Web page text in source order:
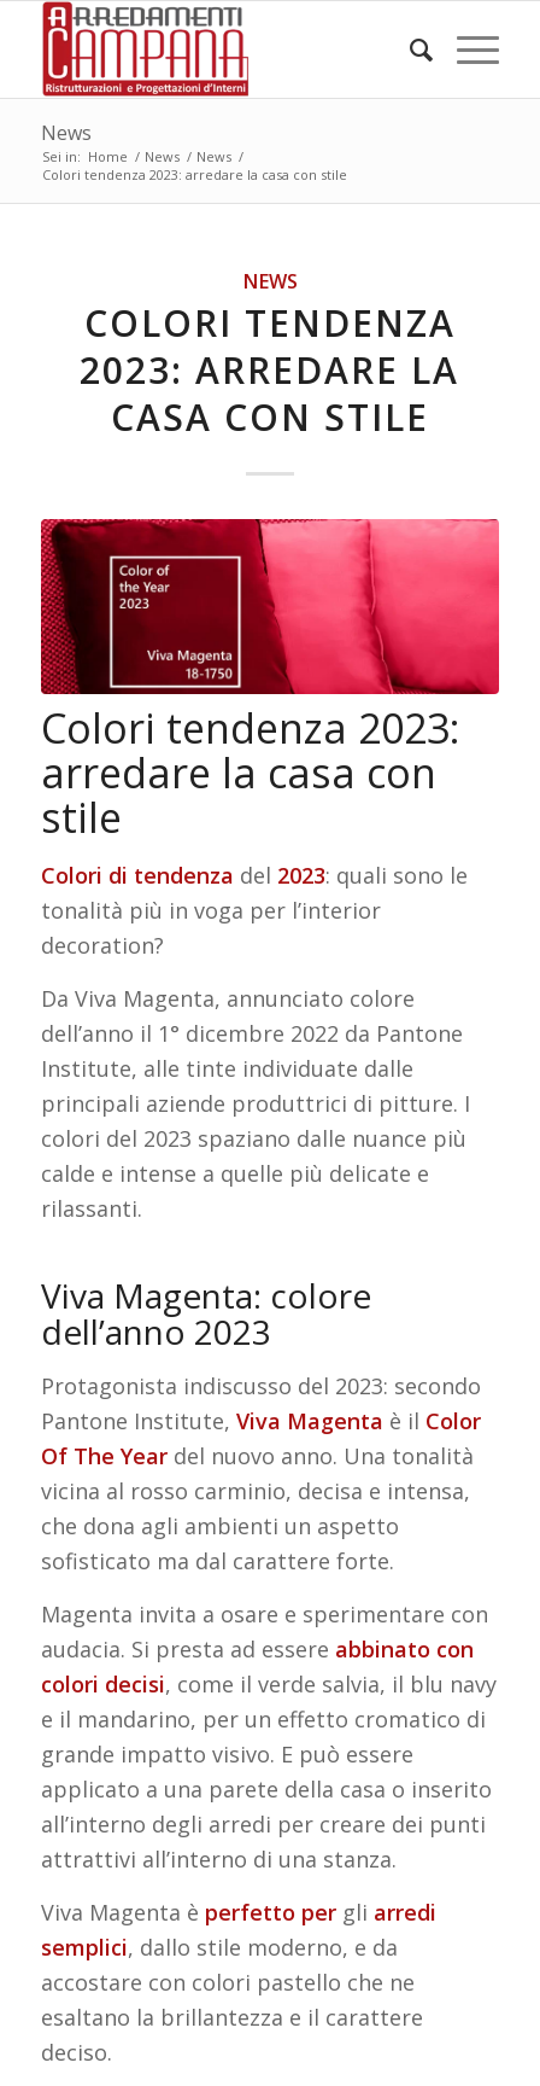
News
Sei in: Home / News / News /
Colori tendenza 2023: arredare la casa con stile
NEWS
COLORI TENDENZA
2023: ARREDARE LA
CASA CON STILE
Colori tendenza 2023:
arredare la casa con
stile
Colori di tendenza del 2023: quali sono le
tonalità più in voga per l’interior
decoration?
Da Viva Magenta, annunciato colore
dell’anno il 1° dicembre 2022 da Pantone
Institute, alle tinte individuate dalle
principali aziende produttrici di pitture. I
colori del 2023 spaziano dalle nuance più
calde e intense a quelle più delicate e
rilassanti.
Viva Magenta: colore
dell’anno 2023
Protagonista indiscusso del 2023: secondo
Pantone Institute, Viva Magenta è il Color
Of The Yeardel nuovo anno. Una tonalità
vicina al rosso carminio, decisa e intensa,
che dona agli ambienti un aspetto
sofisticato ma dal carattere forte.
Magenta invita a osare e sperimentare con
audacia. Si presta ad essere abbinato con
colori decisi, come il verde salvia, il blu navy
e il mandarino, per un effetto cromatico di
grande impatto visivo. E può essere
applicato a una parete della casa o inserito
all’interno degli arredi per creare dei punti
attrattivi all’interno di una stanza.
Viva Magenta è perfetto pergli arredi
semplici, dallo stile moderno, e da
accostare con colori pastello che ne
esaltano la brillantezza e il carattere
deciso.